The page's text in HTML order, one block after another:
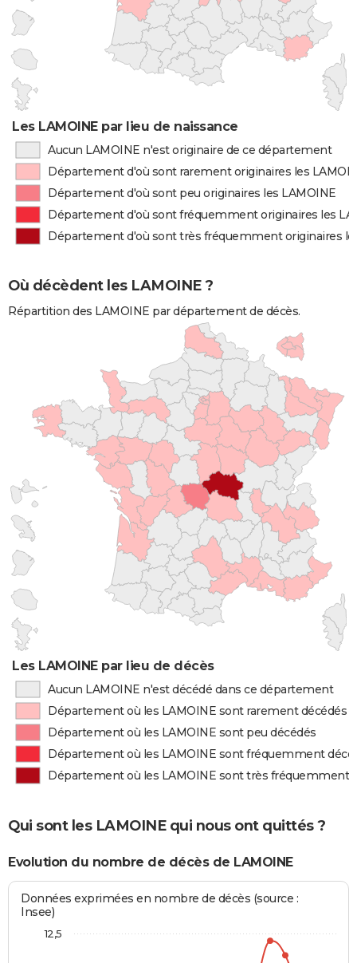
Les LAMOINE par lieu de naissance
Aucun LAMOINE n'est originaire de ce département
Département d'où sont rarement originaires les
Département d'où sont peu originaires les LAMOINE
Département d'où sont fréquemment originaires les
Département d'où sont très fréquemment originaires
Où décèdent les LAMOINE ?
Répartition des LAMOINE par département de décès.
Les LAMOINE par lieu de décès
Aucun LAMOINE n'est décédé dans ce département
Département où les LAMOINE sont rarement décédés
Département où les LAMOINE sont peu décédés
Département où les LAMOINE sont fréquemment
Département où les LAMOINE sont très fréquemment
Qui sont les LAMOINE qui nous ont quittés ?
Evolution du nombre de décès de LAMOINE
Données exprimées en nombre de décès (source :
Insee)
12,5